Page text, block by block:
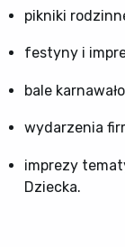
pikniki
festyny i
bale
wydarzenia
imprezy
Dziecka.